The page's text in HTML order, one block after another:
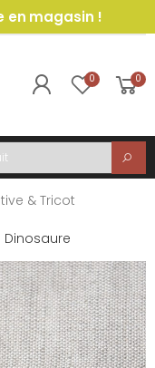
en magasin !
0 0
& Tricot
Dinosaure